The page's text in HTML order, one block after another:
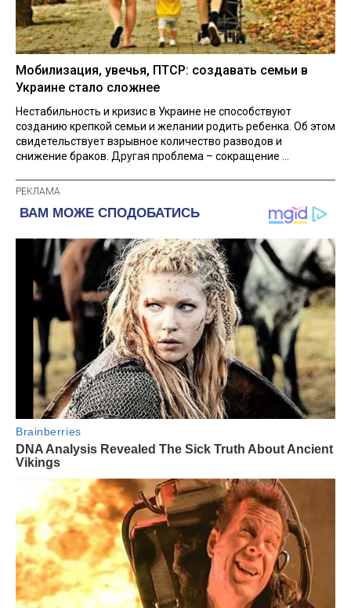
Мобилизация, увечья, ПТСР: создавать семьи в
Украине стало сложнее
Нестабильность и кризис в Украине не способствуют
созданию крепкой семьи и желании родить ребенка. Об этом
свидетельствует взрывное количество разводов и
снижение браков. Другая проблема – сокращение ...